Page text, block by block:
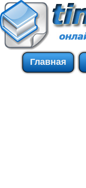
Главная